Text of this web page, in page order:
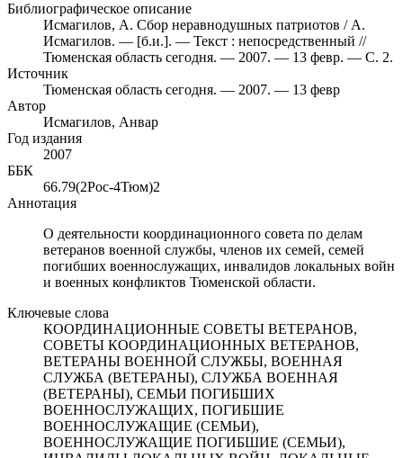
Библиографическое описание
Исмагилов, А. Сбор неравнодушных патриотов / А.
Исмагилов. — [б.и.]. — Текст : непосредственный //
Тюменская область сегодня. — 2007. — 13 февр. — С. 2.
Источник
Тюменская область сегодня. — 2007. — 13 февр
Автор
Исмагилов, Анвар
Год издания
2007
ББК
66.79(2Рос-4Тюм)2
Аннотация
О деятельности координационного совета по делам
ветеранов военной службы, членов их семей, семей
погибших военнослужащих, инвалидов локальных войн
и военных конфликтов Тюменской области.
Ключевые слова
КООРДИНАЦИОННЫЕ СОВЕТЫ ВЕТЕРАНОВ,
СОВЕТЫ КООРДИНАЦИОННЫХ ВЕТЕРАНОВ,
ВЕТЕРАНЫ ВОЕННОЙ СЛУЖБЫ, ВОЕННАЯ
СЛУЖБА (ВЕТЕРАНЫ), СЛУЖБА ВОЕННАЯ
(ВЕТЕРАНЫ), СЕМЬИ ПОГИБШИХ
ВОЕННОСЛУЖАЩИХ, ПОГИБШИЕ
ВОЕННОСЛУЖАЩИЕ (СЕМЬИ),
ВОЕННОСЛУЖАЩИЕ ПОГИБШИЕ (СЕМЬИ),